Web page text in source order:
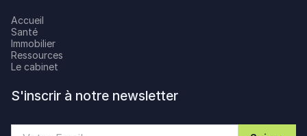
Accueil
Santé
Immobilier
Ressources
Le cabinet
S'inscrir à notre newsletter